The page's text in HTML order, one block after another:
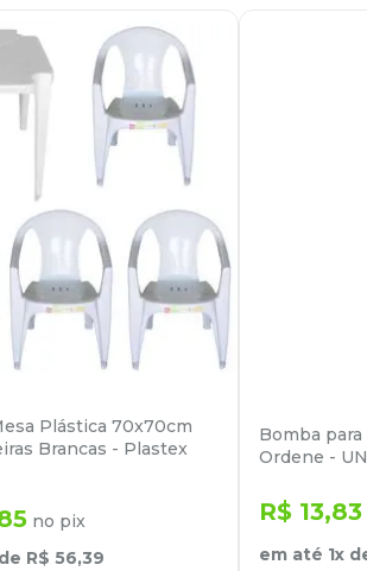
Plástica 70x70cm
Brancas - Plastex
no pix
R$ 56,39
Bomba para
Ordene - UN
R$ 13,83
em até 1x